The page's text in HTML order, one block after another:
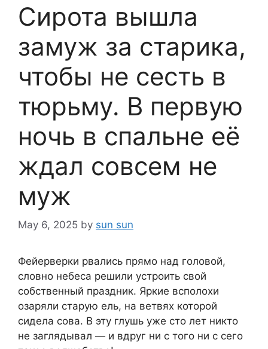
Сирота вышла
замуж за старика,
чтобы не сесть в
тюрьму. В первую
ночь в спальне её
ждал совсем не
муж
May 6, 2025 by sun sun
Фейерверки рвались прямо над головой,
словно небеса решили устроить свой
собственный праздник. Яркие всполохи
озаряли старую ель, на ветвях которой
сидела сова. В эту глушь уже сто лет никто
не заглядывал — и вдруг ни с того ни с сего